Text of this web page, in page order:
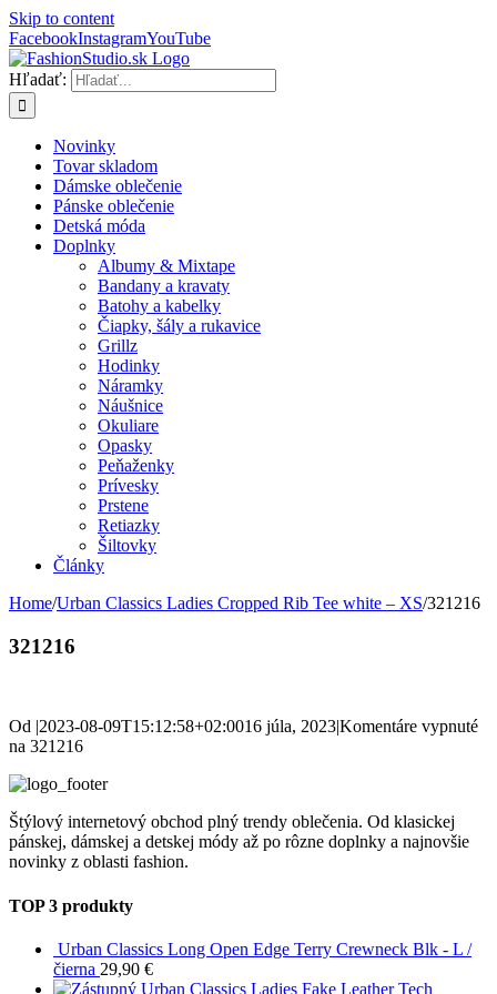
Skip to content
FacebookInstagramYouTube
Hľadať:
Novinky
Tovar skladom
Dámske oblečenie
Pánske oblečenie
Detská móda
Doplnky
Albumy & Mixtape
Bandany a kravaty
Batohy a kabelky
Čiapky, šály a rukavice
Grillz
Hodinky
Náramky
Náušnice
Okuliare
Opasky
Peňaženky
Prívesky
Prstene
Retiazky
Šiltovky
Články
Home/Urban Classics Ladies Cropped Rib Tee white – XS/321216
321216
Od |2023-08-09T15:12:58+02:0016 júla, 2023|Komentáre vypnuté
na 321216
Štýlový internetový obchod plný trendy oblečenia. Od klasickej
pánskej, dámskej a detskej módy až po rôzne doplnky a najnovšie
novinky z oblasti fashion.
TOP 3 produkty
Urban Classics Long Open Edge Terry Crewneck Blk - L /
čierna 29,90 €
Urban Classics Ladies Fake Leather Tech